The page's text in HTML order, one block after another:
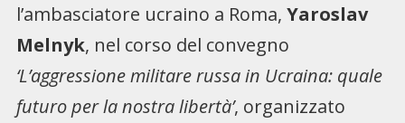
l’ambasciatore ucraino a Roma, Yaroslav
Melnyk, nel corso del convegno
‘L’aggressione militare russa in Ucraina: quale
futuro per la nostra libertà’, organizzato